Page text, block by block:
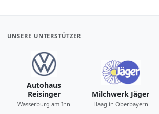
UNSERE UNTERSTÜTZER
Autohaus
Reisinger
Wasserburg am Inn
Milchwerk Jäger
Haag in Oberbayern